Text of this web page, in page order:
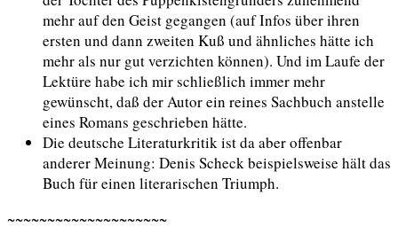
mehr auf den Geist gegangen (auf Infos über ihren
ersten und dann zweiten Kuß und ähnliches hätte ich
mehr als nur gut verzichten können). Und im Laufe der
Lektüre habe ich mir schließlich immer mehr
gewünscht, daß der Autor ein reines Sachbuch anstelle
eines Romans geschrieben hätte.
Die deutsche Literaturkritik ist da aber offenbar
anderer Meinung: Denis Scheck beispielsweise hält das
Buch für einen literarischen Triumph.
~~~~~~~~~~~~~~~~~~~~